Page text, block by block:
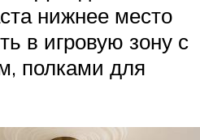
нижнее место
в игровую зону с
полками для